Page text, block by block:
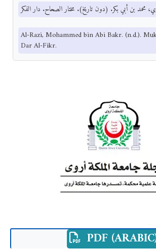
Al-Razi, Mohammed bin Abi Bakr. (n.d.).
Dar Al-Fikr.
PDF